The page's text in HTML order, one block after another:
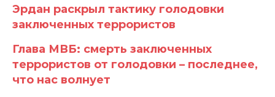
Избранные
новости.
6
—
вечер
(Время
израильское)
Эрдан раскрыл тактику голодовки
заключенных террористов
Глава МВБ: смерть заключенных
террористов от голодовки – последнее,
что нас волнует